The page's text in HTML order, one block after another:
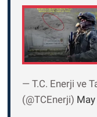
— T.C. Enerji ve
(@TCEnerji)